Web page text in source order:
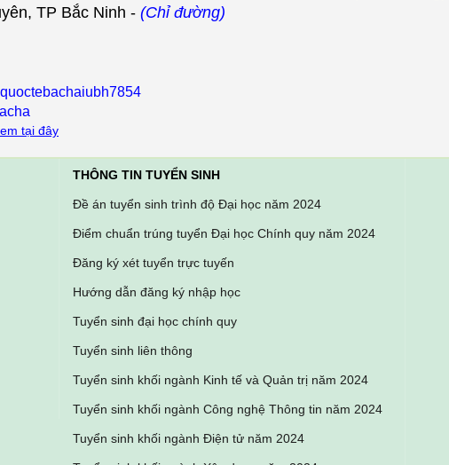
TP Bắc Ninh - (Chỉ đường)
tại đây
THÔNG TIN TUYỂN SINH
Đề án tuyển sinh trình độ Đại học năm 2024
Điểm chuẩn trúng tuyển Đại học Chính quy năm 2024
Đăng ký xét tuyển trực tuyến
Hướng dẫn đăng ký nhập học
Tuyển sinh đại học chính quy
Tuyển sinh liên thông
Tuyển sinh khối ngành Kinh tế và Quản trị năm 2024
Tuyển sinh khối ngành Công nghệ Thông tin năm 2024
Tuyển sinh khối ngành Điện tử năm 2024